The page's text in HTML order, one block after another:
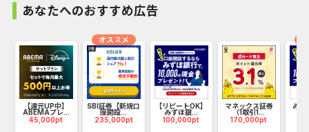
マンション投資のノウハウを伝授します。
不動産投資は数ある投資商品の中でも比較的リスクが低いと
され、
初めての方や慎重派の方でもお気軽にご相談いただけます。
JPリターンズの個別面談では、不動産投資の基礎からメリッ
ト・デメリット、
あなたへのおすすめ広告
【還元UP中】
ABEMAプレ...
45,000pt
SBI証券【新規口
座開設...
235,000pt
オススメ
【リピートOK】
みずほ銀...
100,000pt
マネックス証券
（1取引1...
170,000pt
みず